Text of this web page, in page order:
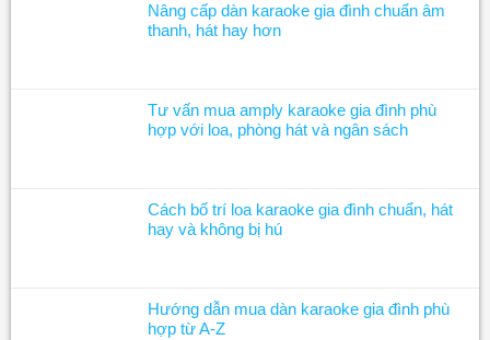
Nâng cấp dàn karaoke gia đình chuẩn âm
thanh, hát hay hơn
Tư vấn mua amply karaoke gia đình phù
hợp với loa, phòng hát và ngân sách
Cách bố trí loa karaoke gia đình chuẩn, hát
hay và không bị hú
Hướng dẫn mua dàn karaoke gia đình phù
hợp từ A-Z